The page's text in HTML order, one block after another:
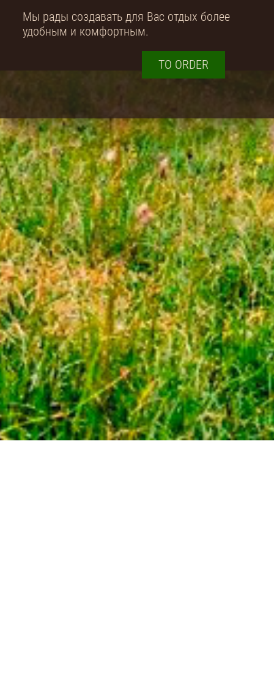
Мы рады создавать для Вас отдых более
удобным и комфортным.
TO ORDER